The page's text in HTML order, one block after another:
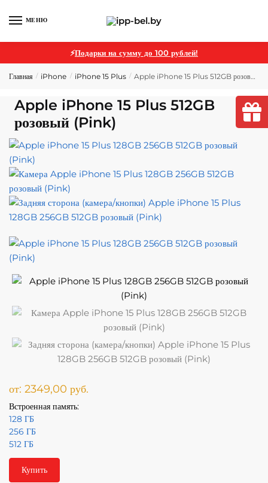
МЕНЮ
⚡Подарки на сумму до 100 рублей!
Главная / iPhone / iPhone 15 Plus / Apple iPhone 15 Plus 512GB розовый (Pink)
Apple iPhone 15 Plus 512GB
розовый (Pink)
от: 2349,00 руб.
Встроенная память:
128 ГБ
256 ГБ
512 ГБ
Купить